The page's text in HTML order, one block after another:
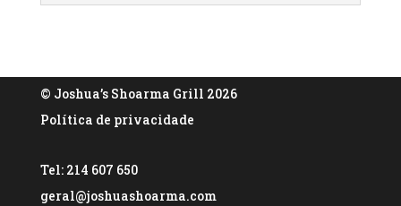
© Joshua’s Shoarma Grill 2026
Política de privacidade
Tel: 214 607 650
geral@joshuashoarma.com